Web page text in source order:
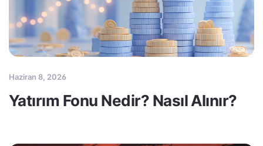
Haziran 8, 2026
Yatırım Fonu Nedir? Nasıl Alınır?